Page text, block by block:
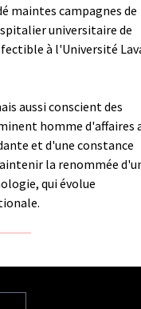
maintes campagnes de
universitaire de
à l'Université
aussi conscient des
homme d'affaires
et d'une constance
la renommée
qui évolue